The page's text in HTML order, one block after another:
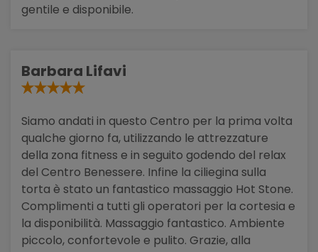
gentile e disponibile.
Barbara Lifavi
Siamo andati in questo Centro per la prima volta
qualche giorno fa, utilizzando le attrezzature
della zona fitness e in seguito godendo del relax
del Centro Benessere. Infine la ciliegina sulla
torta è stato un fantastico massaggio Hot Stone.
Complimenti a tutti gli operatori per la cortesia e
la disponibilità. Massaggio fantastico. Ambiente
piccolo, confortevole e pulito. Grazie, alla